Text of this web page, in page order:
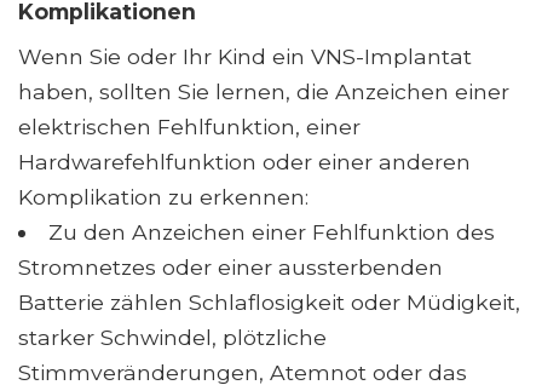
Komplikationen
Wenn Sie oder Ihr Kind ein VNS-Implantat
haben, sollten Sie lernen, die Anzeichen einer
elektrischen Fehlfunktion, einer
Hardwarefehlfunktion oder einer anderen
Komplikation zu erkennen:
Zu den Anzeichen einer Fehlfunktion des
Stromnetzes oder einer aussterbenden
Batterie zählen Schlaflosigkeit oder Müdigkeit,
starker Schwindel, plötzliche
Stimmveränderungen, Atemnot oder das